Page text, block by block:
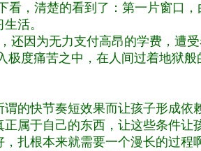
看，清楚的看到了：第一片窗口
活。
因为无力支付高昂的学费，遭
度痛苦之中，在人间过着地狱般
的快节奏短效果而让孩子形成
属于自己的东西，让这些条件让
扎根本来就需要一个漫长的过